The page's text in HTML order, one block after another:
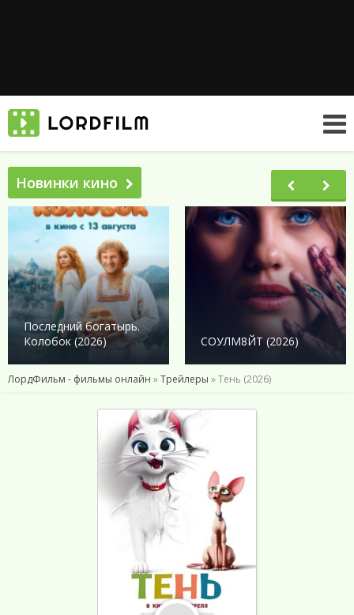
Новинки кино
Последний богатырь.
Колобок (2026)
СОУЛМ8ЙТ (2026)
ЛордФильм - фильмы онлайн »Трейлеры » Тень (2026)